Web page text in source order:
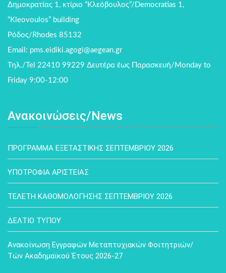
Δημοκρατίας 1, κτίριο “Κλεόβουλος”/Democratias 1,
“Kleovoulos” building
Ρόδος/Rhodes 85132
Email: pms.eidiki.agogi@aegean.gr
Τηλ./Tel 22410 99229 Δευτέρα έως Παρασκευή/Monday to
Friday 9:00-12:00
Ανακοινώσεις/News
ΠΡΟΓΡΑΜΜΑ ΕΞΕΤΑΣΤΙΚΗΣ ΣΕΠΤΕΜΒΡΙΟΥ 2026
ΥΠΟΤΡΟΦΙΑ ΑΡΙΣΤΕΙΑΣ
ΤΕΛΕΤΗ ΚΑΘΟΜΟΛΟΓΗΣΗΣ ΣΕΠΤΕΜΒΡΙΟΥ 2026
ΔΕΛΤΙΟ ΤΥΠΟΥ
Ανακοίνωση Εγγραφών Μεταπτυχιακών Φοιτητριών/
Τών Ακαδημαϊκού Έτους 2026-27